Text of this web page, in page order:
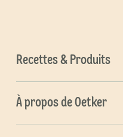
Recettes & Produits
À propos de Oetker